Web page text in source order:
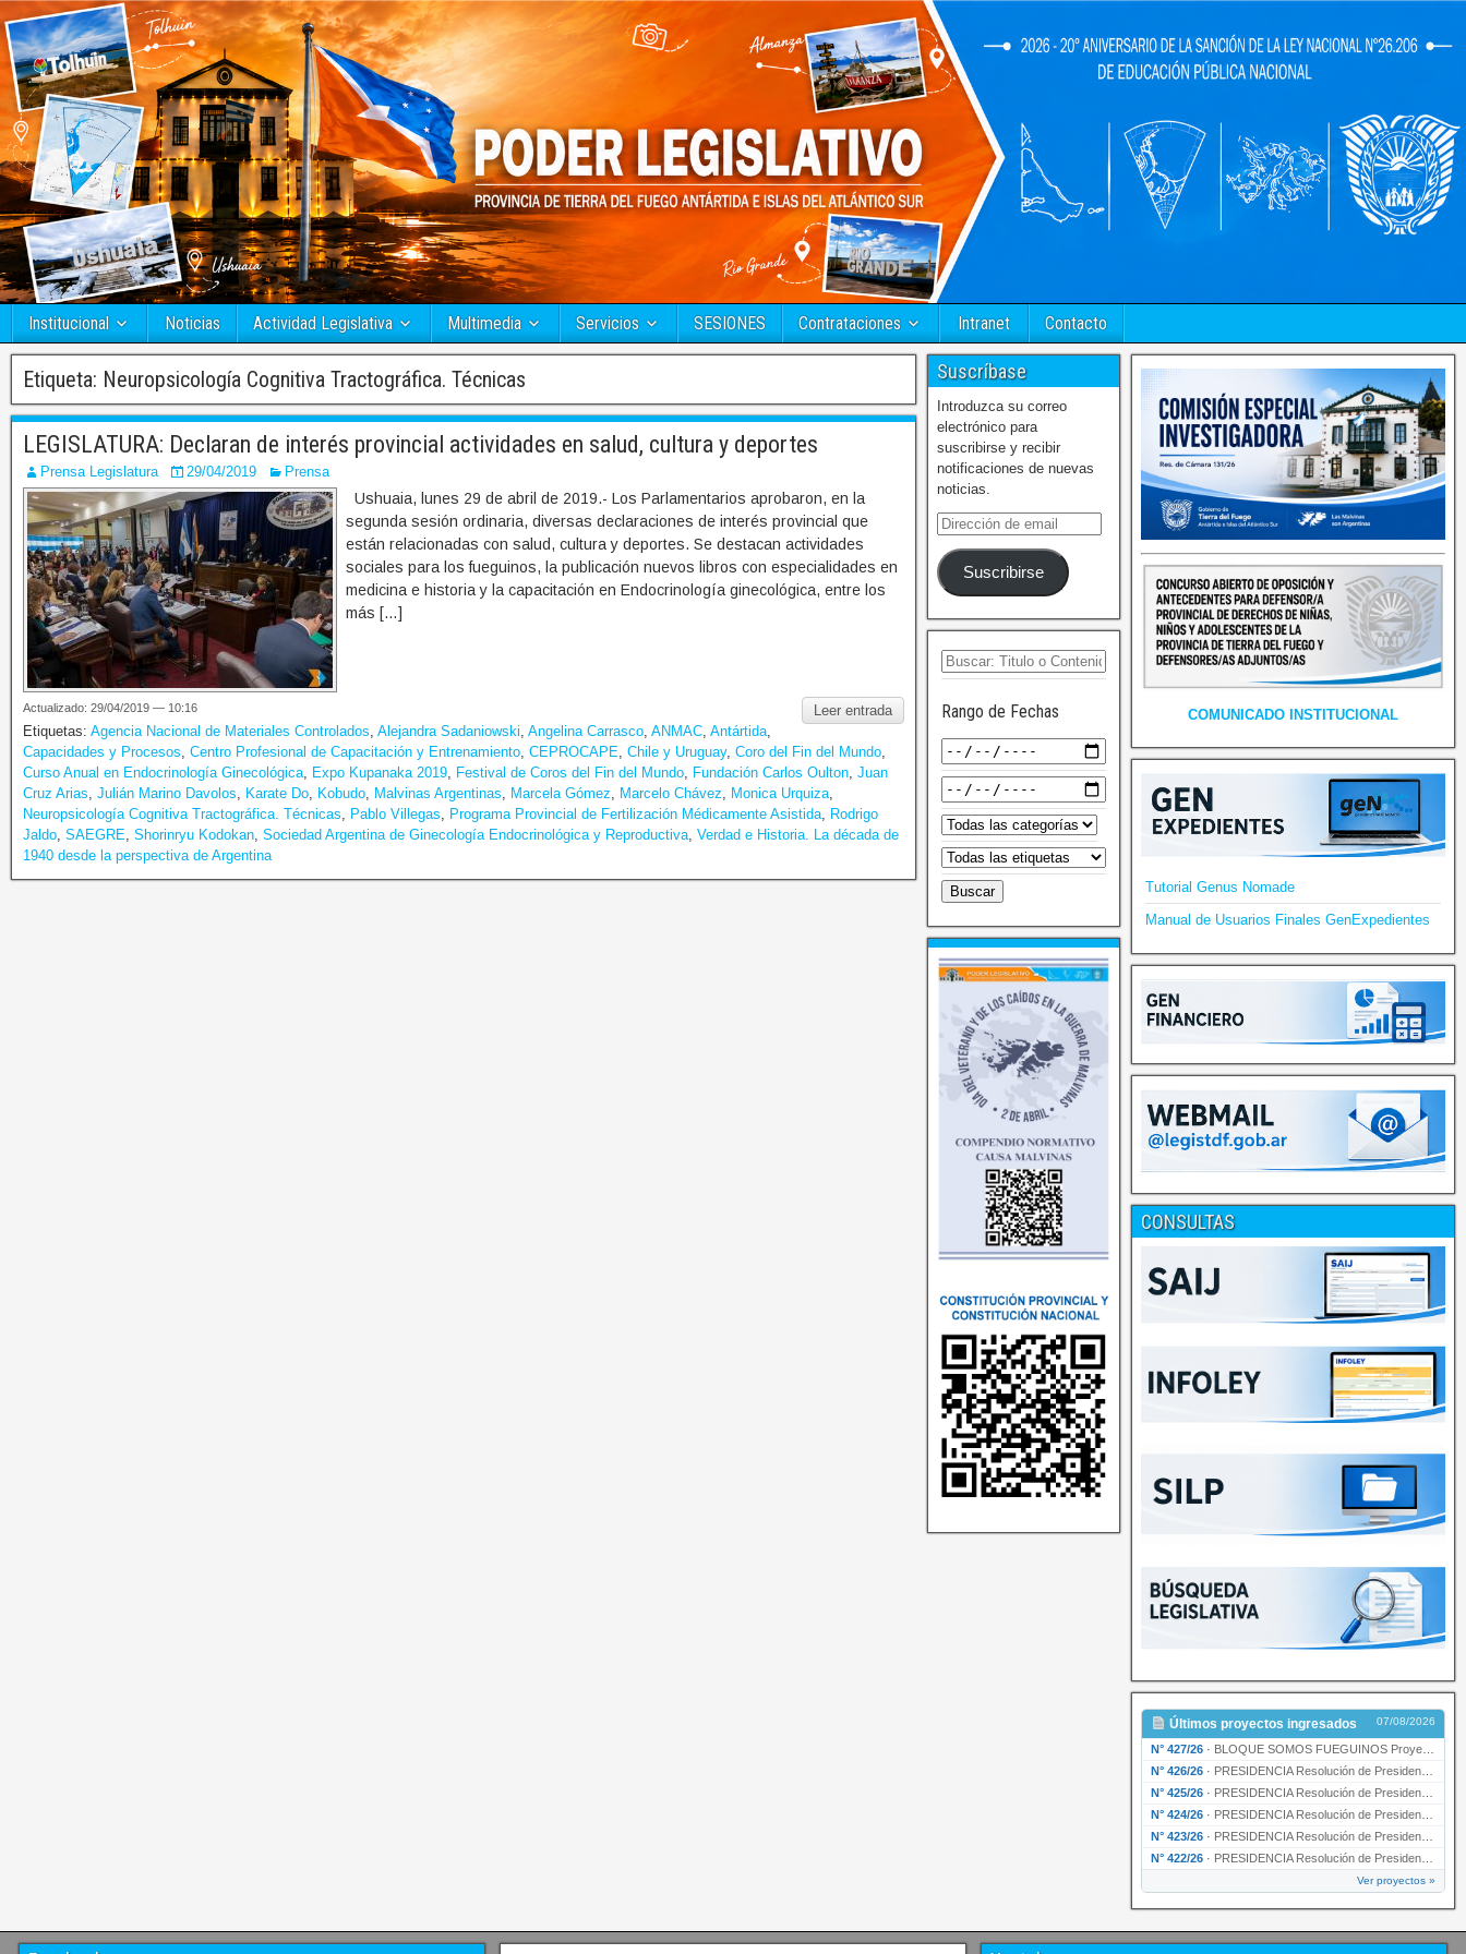
Institucional Noticias Actividad Legislativa Multimedia Servicios SESIONES Contrataciones Intranet Contacto
Etiqueta: Neuropsicología Cognitiva Tractográfica. Técnicas
LEGISLATURA: Declaran de interés provincial actividades en salud, cultura y deportes
Prensa Legislatura 29/04/2019 Prensa
Ushuaia, lunes 29 de abril de 2019.- Los Parlamentarios aprobaron, en la
segunda sesión ordinaria, diversas declaraciones de interés provincial que
están relacionadas con salud, cultura y deportes. Se destacan actividades
sociales para los fueguinos, la publicación nuevos libros con especialidades en
medicina e historia y la capacitación en Endocrinología ginecológica, entre los
más […]
Leer entrada
Actualizado: 29/04/2019 — 10:16
Etiquetas: Agencia Nacional de Materiales Controlados, Alejandra Sadaniowski, Angelina Carrasco, ANMAC, Antártida,
Capacidades y Procesos, Centro Profesional de Capacitación y Entrenamiento, CEPROCAPE, Chile y Uruguay, Coro del Fin del Mundo,
Curso Anual en Endocrinología Ginecológica, Expo Kupanaka 2019, Festival de Coros del Fin del Mundo, Fundación Carlos Oulton, Juan
Cruz Arias, Julián Marino Davolos, Karate Do, Kobudo, Malvinas Argentinas, Marcela Gómez, Marcelo Chávez, Monica Urquiza,
Neuropsicología Cognitiva Tractográfica. Técnicas, Pablo Villegas, Programa Provincial de Fertilización Médicamente Asistida, Rodrigo
Jaldo, SAEGRE, Shorinryu Kodokan, Sociedad Argentina de Ginecología Endocrinológica y Reproductiva, Verdad e Historia. La década de
1940 desde la perspectiva de Argentina
Suscríbase
Introduzca su correo
electrónico para
suscribirse y recibir
notificaciones de nuevas
noticias.
Suscribirse
Rango de Fechas COMUNICADO INSTITUCIONAL
Tutorial Genus Nomade
Manual de Usuarios Finales GenExpedientes
CONSULTAS
Últimos proyectos ingresados 07/08/2026
N° 427/26 · BLOQUE SOMOS FUEGUINOS Proyecto de Declaración declarando de interés provincial PRESIDENCI…
N° 426/26 · PRESIDENCIA Resolución de Presidencia N° 216/26 declarando de interés provincial la labor …
N° 425/26 · PRESIDENCIA Resolución de Presidencia N° 212/26 declarando de interés provincial el “50° A…
N° 424/26 · PRESIDENCIA Resolución de Presidencia Nº 210/26 declarando de interés provincial el proyec…
N° 423/26 · PRESIDENCIA Resolución de Presidencia Nº 209/26 declarando de interés provincial la presen…
N° 422/26 · PRESIDENCIA Resolución de Presidencia N° 200/26 para su ratificación.
Ver proyectos »